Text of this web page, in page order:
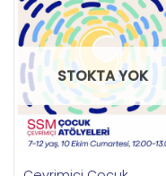
STOKTA YOK